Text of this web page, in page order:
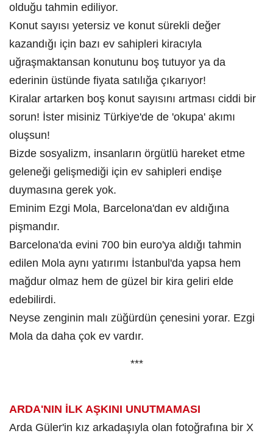
olduğu tahmin ediliyor.
Konut sayısı yetersiz ve konut sürekli değer
kazandığı için bazı ev sahipleri kiracıyla
uğraşmaktansan konutunu boş tutuyor ya da
ederinin üstünde fiyata satılığa çıkarıyor!
Kiralar artarken boş konut sayısını artması ciddi bir
sorun! İster misiniz Türkiye'de de 'okupa' akımı
oluşsun!
Bizde sosyalizm, insanların örgütlü hareket etme
geleneği gelişmediği için ev sahipleri endişe
duymasına gerek yok.
Eminim Ezgi Mola, Barcelona'dan ev aldığına
pişmandır.
Barcelona'da evini 700 bin euro'ya aldığı tahmin
edilen Mola aynı yatırımı İstanbul'da yapsa hem
mağdur olmaz hem de güzel bir kira geliri elde
edebilirdi.
Neyse zenginin malı züğürdün çenesini yorar. Ezgi
Mola da daha çok ev vardır.
***
ARDA'NIN İLK AŞKINI UNUTMAMASI
Arda Güler'in kız arkadaşıyla olan fotoğrafına bir X